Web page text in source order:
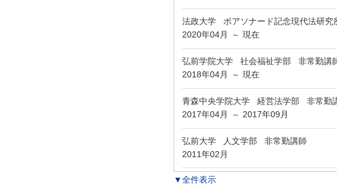
法政大学 ボアソナード記念現代法研
2020年04月
～ 現在
弘前学院大学 社会福祉学部 非常勤講
2018年04月
～ 現在
青森中央学院大学 経営法学部 非常勤
2017年04月
～ 2017年09月
弘前大学 人文学部 非常勤講師
2011年02月
▼全件表示